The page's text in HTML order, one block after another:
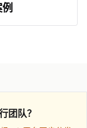
团队？